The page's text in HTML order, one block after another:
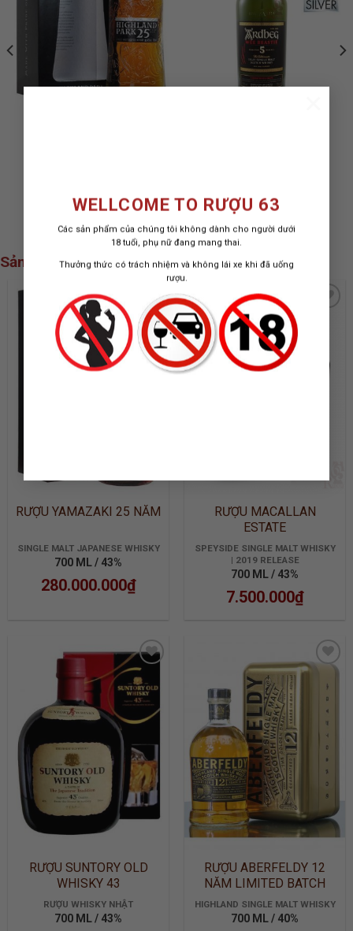
WELLCOME TO RƯỢU 63
Các sản phẩm của chúng tôi không dành cho người dưới
18 tuổi, phụ nữ đang mang thai.
Thưởng thức có trách nhiệm và không lái xe khi đã uống
rượu.
2.200.000
Sản phẩm xem nhiều nhất
ADD TO
WISHLIST
RƯỢU YAMAZAKI 25 NĂM
SINGLE MALT JAPANESE WHISKY
700 ML / 43%
280.000.000₫
ADD TO
WISHLIST
RƯỢU MACALLAN
ESTATE
SPEYSIDE SINGLE MALT WHISKY
| 2019 RELEASE
700 ML / 43%
7.500.000₫
ADD TO
WISHLIST
RƯỢU SUNTORY OLD
WHISKY 43
RƯỢU WHISKY NHẬT
700 ML / 43%
ADD TO
WISHLIST
RƯỢU ABERFELDY 12
NĂM LIMITED BATCH
2905
HIGHLAND SINGLE MALT WHISKY
700 ML / 40%